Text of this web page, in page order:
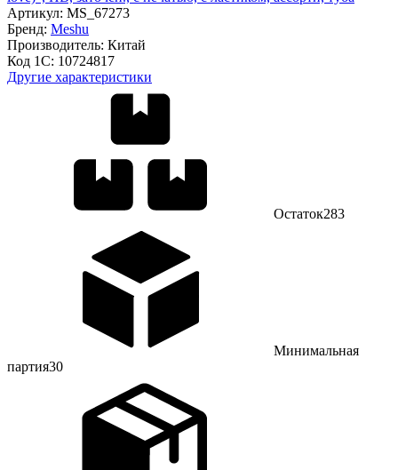
Артикул: MS_67273
Бренд: Meshu
Производитель: Китай
Код 1С: 10724817
Другие характеристики
Остаток283
Минимальная
партия30